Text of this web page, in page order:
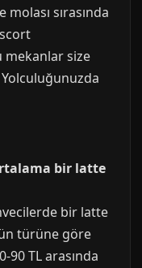
sırasında
mekanlar size
bir latte
bir latte
türüne göre
TL arasında